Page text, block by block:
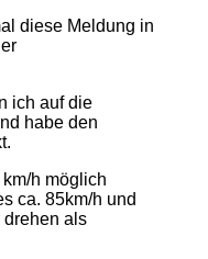
diese Meldung in
ich auf die
habe den
h möglich
ca. 85km/h und
drehen als